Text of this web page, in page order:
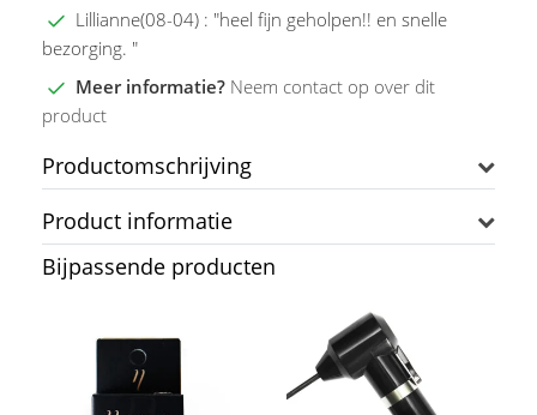
Lillianne(08-04) : "heel fijn geholpen!! en snelle
bezorging. "
Meer informatie? Neem contact op over dit
product
Productomschrijving
Product informatie
Bijpassende producten